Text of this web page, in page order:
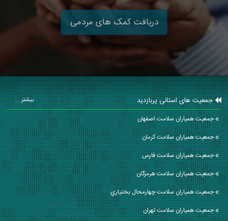
دریافت کمک های مردمی
جمعیت های استانی پربازدید بیشتر ...
جمعیت همیاران سلامت اصفهان
جمعیت همیاران سلامت كرمان
جمعیت همیاران سلامت فارس
جمعیت همیاران سلامت هرمزگان
جمعیت همیاران سلامت چهارمحال بختياري
جمعیت همیاران سلامت تهران